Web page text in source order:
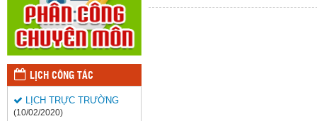
LỊCH CÔNG TÁC
LỊCH TRỰC TRƯỜNG
(10/02/2020)